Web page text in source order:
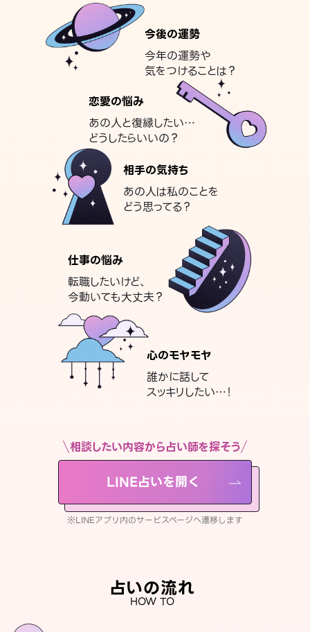
今後の運勢
今年の運勢や
気をつけることは？
恋愛の悩み
あの人と復縁したい…
どうしたらいいの？
相手の気持ち
あの人は私のことを
どう思ってる？
仕事の悩み
転職したいけど、
今動いても大丈夫？
心のモヤモヤ
誰かに話して
スッキリしたい…！
相談したい内容から占い師を探そう
LINE占いを開く
※LINEアプリ内のサービスページへ遷移します
占いの流れ
HOW TO